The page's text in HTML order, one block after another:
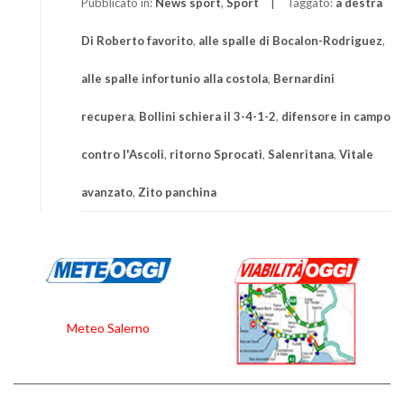
Di Roberto favorito, alle spalle di Bocalon-Rodriguez,
alle spalle infortunio alla costola, Bernardini
recupera, Bollini schiera il 3-4-1-2, difensore in campo
contro l'Ascoli, ritorno Sprocati, Salenritana, Vitale
avanzato, Zito panchina
Meteo Salerno